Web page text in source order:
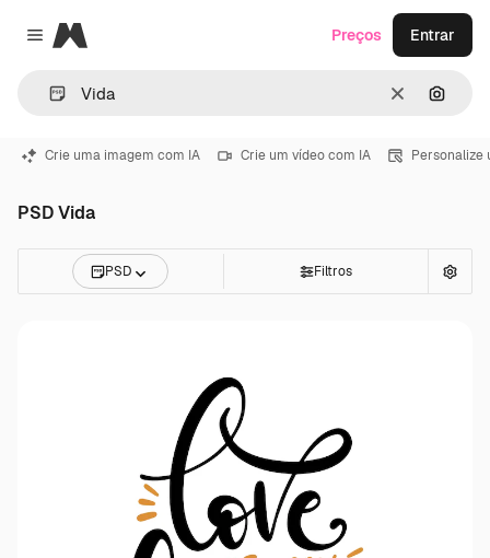
Close menu
Magnific
Limpar
Preços Entrar
Crie uma imagem com IA Crie um vídeo com IA Personalize
PSD Vida
PSD Filtros